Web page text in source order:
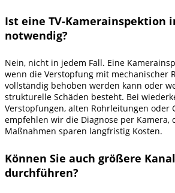
Ist eine TV-Kamerainspektion
notwendig?
Nein, nicht in jedem Fall. Eine
wenn die Verstopfung mit mechanischer
vollständig behoben werden kann oder
strukturelle Schäden besteht. Bei
Verstopfungen, alten Rohrleitungen oder
empfehlen wir die Diagnose per Kamera,
Maßnahmen sparen langfristig Kosten.
Können Sie auch größere
durchführen?